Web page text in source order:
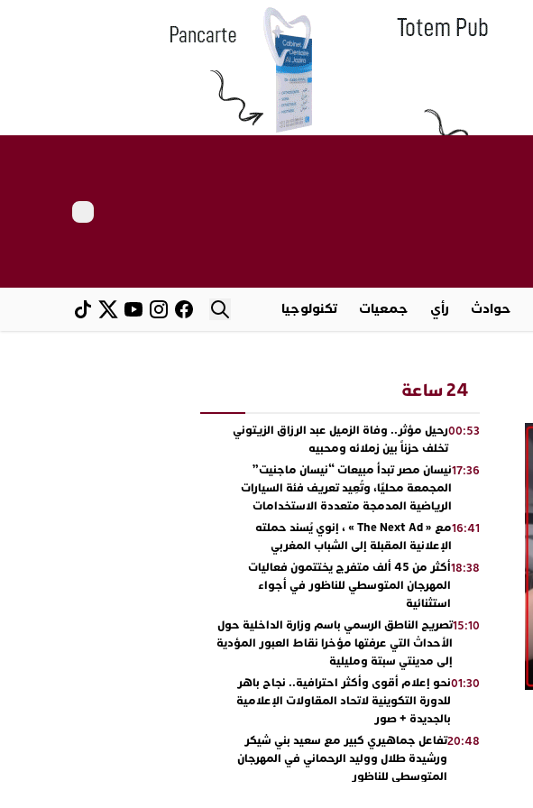
حوادث رأي جمعيات تكنولوجيا
24 ساعة
00:53رحيل مؤثر.. وفاة الزميل عبد الرزاق الزيتوني
تخلف حزناً بين زملائه ومحبيه
17:36نيسان مصر تبدأ مبيعات “نيسان ماجنيت”
المجمعة محليًا، وتُعِيد تعريف فئة السيارات
الرياضية المدمجة متعددة الاستخدامات
16:41
مع « The Next Ad » ، إنوي يُسند حملته
الإعلانية المقبلة إلى الشباب المغربي
18:38
أكثر من 45 ألف متفرج يختتمون فعاليات
المهرجان المتوسطي للناظور في أجواء
استثنائية
15:10تصريح الناطق الرسمي باسم وزارة الداخلية حول
الأحداث التي عرفتها مؤخرا نقاط العبور المؤدية
إلى مدينتي سبتة ومليلية
01:30نحو إعلام أقوى وأكثر احترافية.. نجاح باهر
للدورة التكوينية لاتحاد المقاولات الإعلامية
بالجديدة + صور
20:48تفاعل جماهيري كبير مع سعيد بني شيكر
ورشيدة طلال ووليد الرحماني في المهرجان
المتوسطي للناظور